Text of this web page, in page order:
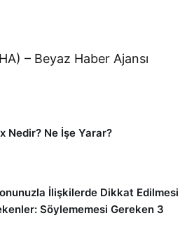
– Beyaz Haber Ajansı
Nedir? Ne İşe Yarar?
İlişkilerde Dikkat Edilmesi
Söylememesi Gereken 3